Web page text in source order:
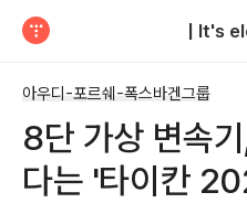
| It's
아우디-포르쉐-폭스바겐그룹
8단 가상 변속
다는 '타이칸